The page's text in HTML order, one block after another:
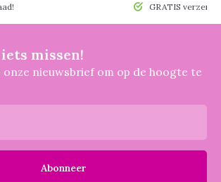
GRATIS
missen!
onze nieuwsbrief om op de hoogte te
Abonneer